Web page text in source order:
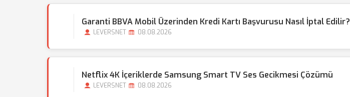
Garanti BBVA Mobil Üzerinden Kredi Kartı Başvurusu Nasıl İptal Edilir?
LEVERSNET 08.08.2026
Netflix 4K İçeriklerde Samsung Smart TV Ses Gecikmesi Çözümü
LEVERSNET 08.08.2026